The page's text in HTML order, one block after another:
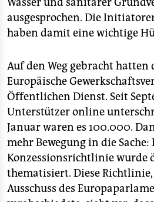
veranstaltungen
shop
unterstützen
abo
genossenschaft
epaper login
ausgesprochen. Die
haben damit eine wichtige
Auf den Weg gebracht
Europäische
Öffentlichen Dienst. Seit
Unterstützer online
Januar waren es 100.000.
mehr Bewegung in die Sache:
Konzessionsrichtlinie wurde
thematisiert. Diese
Ausschuss des